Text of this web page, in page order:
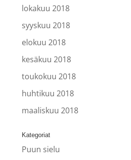
lokakuu 2018
syyskuu 2018
elokuu 2018
kesäkuu 2018
toukokuu 2018
huhtikuu 2018
maaliskuu 2018
Kategoriat
Puun sielu